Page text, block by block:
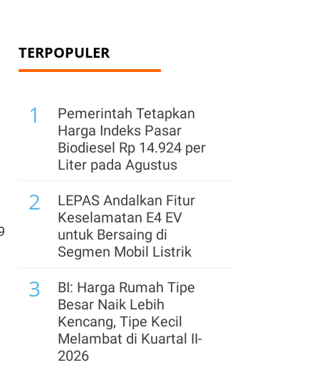
TERPOPULER
1
Pemerintah Tetapkan
Harga Indeks Pasar
Biodiesel Rp 14.924 per
Liter pada Agustus
2
LEPAS Andalkan Fitur
Keselamatan E4 EV
untuk Bersaing di
Segmen Mobil Listrik
3
BI: Harga Rumah Tipe
Besar Naik Lebih
Kencang, Tipe Kecil
Melambat di Kuartal II-
2026